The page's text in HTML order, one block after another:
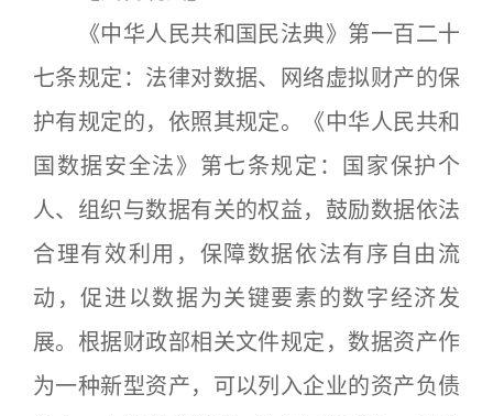
《中华人民共和国民法典》第一百二十
七条规定：法律对数据、网络虚拟财产的保
护有规定的，依照其规定。《中华人民共和
国数据安全法》第七条规定：国家保护个
人、组织与数据有关的权益，鼓励数据依法
合理有效利用，保障数据依法有序自由流
动，促进以数据为关键要素的数字经济发
展。根据财政部相关文件规定，数据资产作
为一种新型资产，可以列入企业的资产负债